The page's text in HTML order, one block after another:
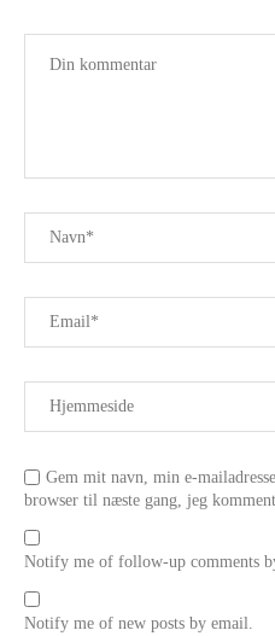
Gem mit navn, min e-
browser til næste gang, jeg
Notify me of follow-up comments
Notify me of new posts by email.